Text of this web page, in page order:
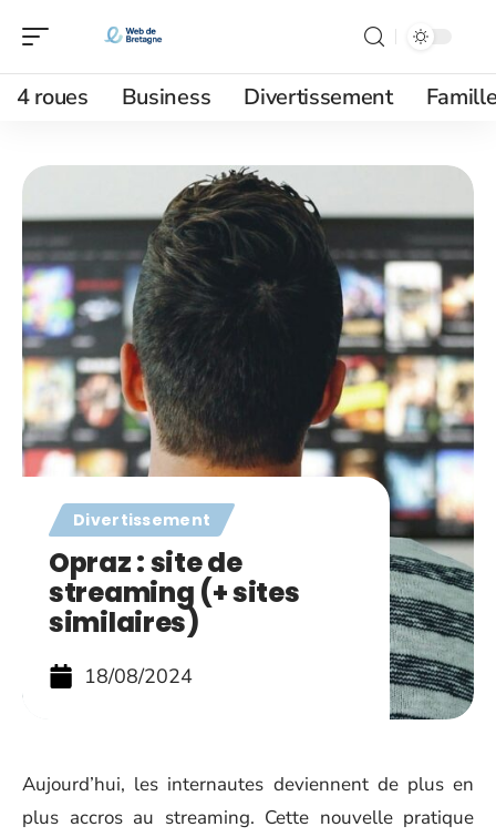
4 roues Business Divertissement
Divertissement
Opraz : site de
streaming (+ sites
similaires)
18/08/2024
Aujourd’hui, les internautes deviennent de plus en
plus accros au streaming. Cette nouvelle pratique